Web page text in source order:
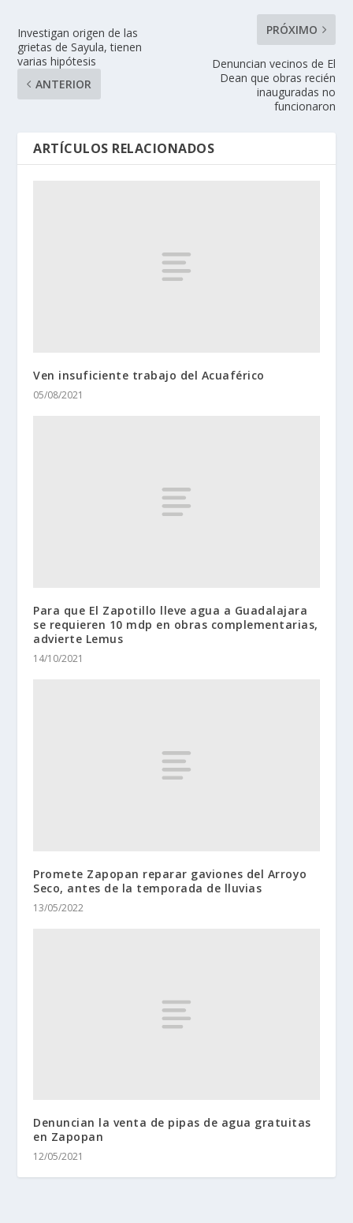
Investigan origen de las
grietas de Sayula, tienen
varias hipótesis
ANTERIOR
PRÓXIMO
Denuncian vecinos de El
Dean que obras recién
inauguradas no
funcionaron
ARTÍCULOS RELACIONADOS
Ven insuficiente trabajo del Acuaférico
05/08/2021
Para que El Zapotillo lleve agua a Guadalajara
se requieren 10 mdp en obras complementarias,
advierte Lemus
14/10/2021
Promete Zapopan reparar gaviones del Arroyo
Seco, antes de la temporada de lluvias
13/05/2022
Denuncian la venta de pipas de agua gratuitas
en Zapopan
12/05/2021